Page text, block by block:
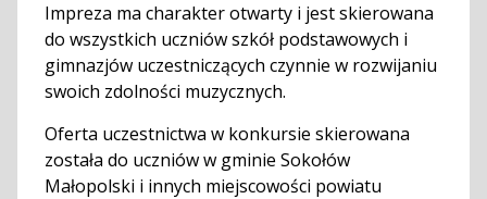
Impreza ma charakter otwarty i jest skierowana
do wszystkich uczniów szkół podstawowych i
gimnazjów uczestniczących czynnie w rozwijaniu
swoich zdolności muzycznych.
Oferta uczestnictwa w konkursie skierowana
została do uczniów w gminie Sokołów
Małopolski i innych miejscowości powiatu